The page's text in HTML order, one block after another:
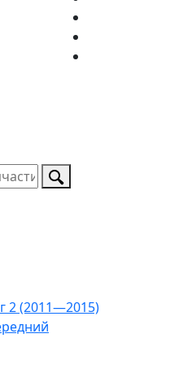
2 (2011—2015)